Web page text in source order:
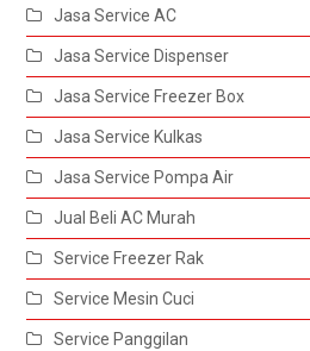
Jasa Service AC
Jasa Service Dispenser
Jasa Service Freezer Box
Jasa Service Kulkas
Jasa Service Pompa Air
Jual Beli AC Murah
Service Freezer Rak
Service Mesin Cuci
Service Panggilan